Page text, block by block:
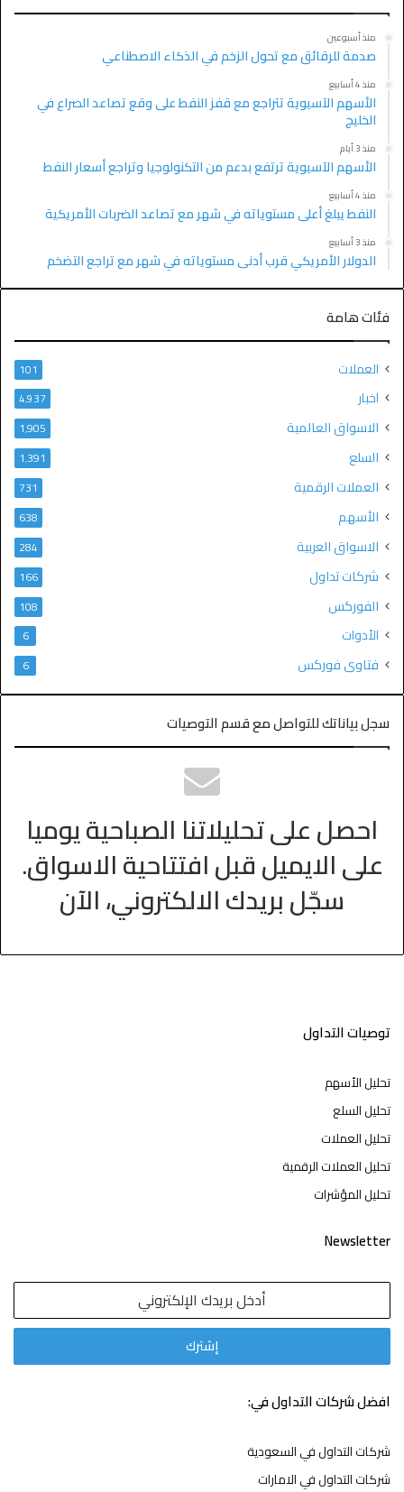
منذ أسبوعين
صدمة للرقائق مع تحول الزخم في الذكاء الاصطناعي
منذ 4 أسابيع
الأسهم الآسيوية تتراجع مع قفز النفط على وقع تصاعد الصراع في
الخليج
منذ 3 أيام
الأسهم الآسيوية ترتفع بدعم من التكنولوجيا وتراجع أسعار النفط
منذ 4 أسابيع
النفط يبلغ أعلى مستوياته في شهر مع تصاعد الضربات الأمريكية
منذ 3 أسابيع
الدولار الأمريكي قرب أدنى مستوياته في شهر مع تراجع التضخم
فئات هامة
العملات 101
اخبار 4٬937
الاسواق العالمية 1٬905
السلع 1٬391
العملات الرقمية 731
الأسهم 638
الاسواق العربية 284
شركات تداول 166
الفوركس 108
الأدوات 6
فتاوى فوركس 6
سجل بياناتك للتواصل مع قسم التوصيات
احصل على تحليلاتنا الصباحية يوميا
على الايميل قبل افتتاحية الاسواق.
سجّل بريدك الالكتروني، الآن
توصيات التداول
تحليل الأسهم
تحليل السلع
تحليل العملات
تحليل العملات الرقمية
تحليل المؤشرات
Newsletter
افضل شركات التداول في:
شركات التداول في السعودية
شركات التداول في الامارات